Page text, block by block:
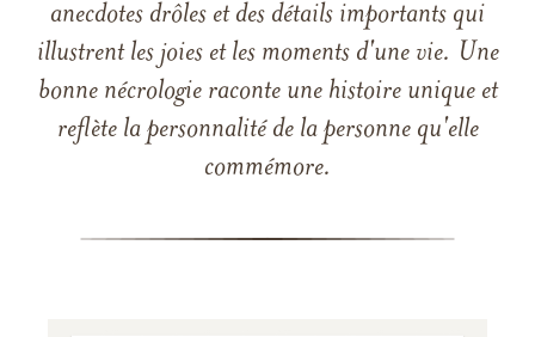
anecdotes drôles et des détails importants qui
illustrent les joies et les moments d'une vie. Une
bonne nécrologie raconte une histoire unique et
reflète la personnalité de la personne qu'elle
commémore.